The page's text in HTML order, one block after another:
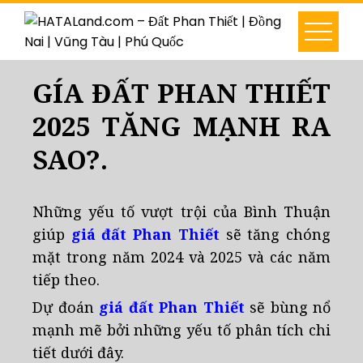
GÍA ĐẤT PHAN THIẾT
2025 TĂNG MẠNH RA
SAO?.
Những yếu tố vượt trội của Bình Thuận
giúp giá đất Phan Thiếtsẽ tăng chóng
mặt trong năm 2024 và 2025 và các năm
tiếp theo.
Dự đoán giá đất Phan Thiếtsẽ bùng nổ
mạnh mẽ bởi những yếu tố phân tích chi
tiết dưới đây.